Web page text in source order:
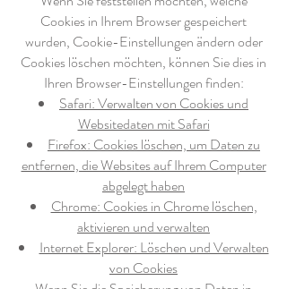
Cookies in Ihrem Browser gespeichert
wurden, Cookie-Einstellungen ändern oder
Cookies löschen möchten, können Sie dies in
Ihren Browser-Einstellungen finden:
Safari: Verwalten von Cookies und
Websitedaten mit Safari
Firefox: Cookies löschen, um Daten zu
entfernen, die Websites auf Ihrem Computer
abgelegt haben
Chrome: Cookies in Chrome löschen,
aktivieren und verwalten
Internet Explorer: Löschen und Verwalten
von Cookies